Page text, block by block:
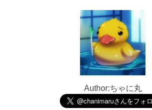
Author:ちゃに丸